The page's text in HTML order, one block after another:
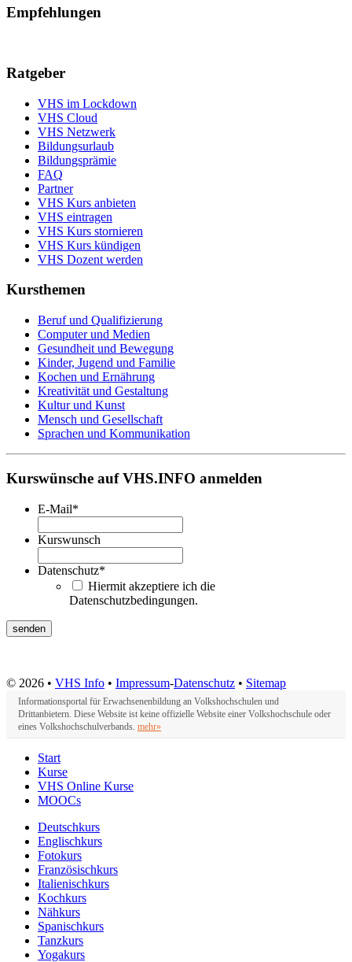
Empfehlungen
Ratgeber
VHS im Lockdown
VHS Cloud
VHS Netzwerk
Bildungsurlaub
Bildungsprämie
FAQ
Partner
VHS Kurs anbieten
VHS eintragen
VHS Kurs stornieren
VHS Kurs kündigen
VHS Dozent werden
Kursthemen
Beruf und Qualifizierung
Computer und Medien
Gesundheit und Bewegung
Kinder, Jugend und Familie
Kochen und Ernährung
Kreativität und Gestaltung
Kultur und Kunst
Mensch und Gesellschaft
Sprachen und Kommunikation
Kurswünsche auf VHS.INFO anmelden
E-Mail*
Kurswunsch
Datenschutz*
Hiermit akzeptiere ich die
Datenschutzbedingungen.
© 2026 • VHS Info • Impressum-Datenschutz • Sitemap
Informationsportal für Erwachsenenbildung an Volkshochschulen und
Drittanbietern. Diese Website ist keine offizielle Website einer Volkshochschule oder
eines Volkshochschulverbands. mehr»
Start
Kurse
VHS Online Kurse
MOOCs
Deutschkurs
Englischkurs
Fotokurs
Französischkurs
Italienischkurs
Kochkurs
Nähkurs
Spanischkurs
Tanzkurs
Yogakurs